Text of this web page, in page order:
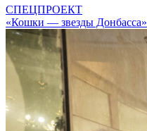
СПЕЦПРОЕКТ
«Кошки — звезды Донбасса»